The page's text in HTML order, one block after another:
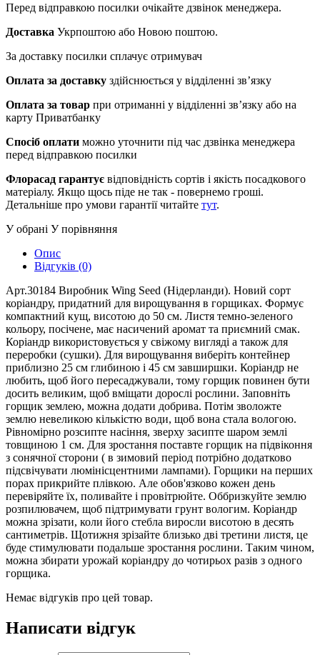
Перед відправкою посилки очікайте дзвінок менеджера.
Доставка Укрпоштою або Новою поштою.
За доставку посилки сплачує отримувач
Оплата за доставку здійснюється у відділенні зв’язку
Оплата за товар при отриманні у відділенні зв’язку або на
карту Приватбанку
Спосіб оплати можно уточнити під час дзвінка менеджера
перед відправкою посилки
Флорасад гарантує відповідність сортів і якість посадкового
матеріалу. Якщо щось піде не так - повернемо гроші.
Детальніше про умови гарантії читайте тут.
У обрані У порівняння
Опис
Відгуків (0)
Арт.30184 Виробник Wing Seed (Нідерланди). Новий сорт
коріандру, придатний для вирощування в горщиках. Формує
компактний кущ, висотою до 50 см. Листя темно-зеленого
кольору, посічене, має насичений аромат та приємний смак.
Коріандр використовується у свіжому вигляді а також для
переробки (сушки). Для вирощування виберіть контейнер
приблизно 25 см глибиною і 45 см завширшки. Коріандр не
любить, щоб його пересаджували, тому горщик повинен бути
досить великим, щоб вміщати дорослі рослини. Заповніть
горщик землею, можна додати добрива. Потім зволожте
землю невеликою кількістю води, щоб вона стала вологою.
Рівномірно розсипте насіння, зверху засипте шаром землі
товщиною 1 см. Для зростання поставте горщик на підвіконня
з сонячної сторони ( в зимовий період потрібно додатково
підсвічувати люмінісцентними лампами). Горщики на перших
порах прикрийте плівкою. Але обов'язково кожен день
перевіряйте їх, поливайте і провітрюйте. Оббризкуйте землю
розпилювачем, щоб підтримувати грунт вологим. Коріандр
можна зрізати, коли його стебла виросли висотою в десять
сантиметрів. Щотижня зрізайте близько дві третини листя, це
буде стимулювати подальше зростання рослини. Таким чином,
можна збирати урожай коріандру до чотирьох разів з одного
горщика.
Немає відгуків про цей товар.
Написати відгук